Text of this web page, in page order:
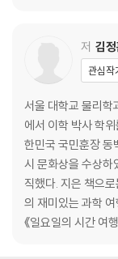
저 김
관심작
서울 대학교 물리학
에서 이학 박사 학
한민국 국민훈장 동
시 문화상을 수상하
직했다. 지은 책으로
의 재미있는 과학 여
《일요일의 시간 여